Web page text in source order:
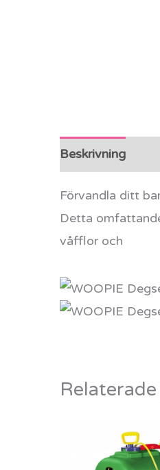
Beskrivning
Förvandla ditt
Detta
våfflor och